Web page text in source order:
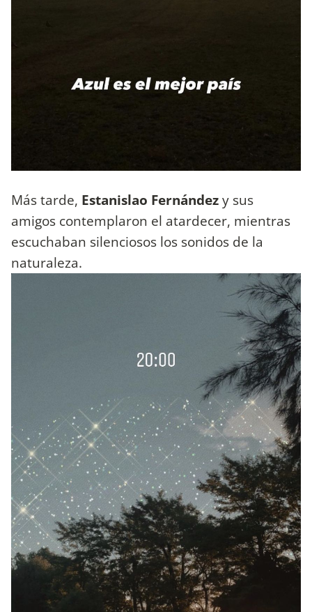
Más tarde, Estanislao Fernándezy sus
amigos contemplaron el atardecer, mientras
escuchaban silenciosos los sonidos de la
naturaleza.